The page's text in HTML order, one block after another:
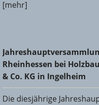
[mehr]
Rheinhessen bei Holzbau
Co. KG in Ingelheim
Rheinhessen bei
& Co. KG in Ingelheim
Die diesjährige